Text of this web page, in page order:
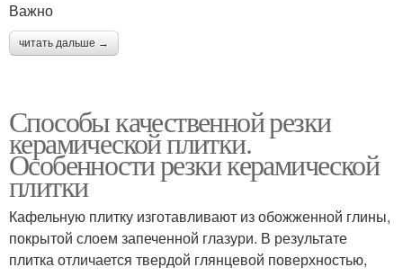
Важно
читать дальше →
Способы качественной резки
керамической плитки.
Особенности резки керамической
плитки
Кафельную плитку изготавливают из обожженной глины,
покрытой слоем запеченной глазури. В результате
плитка отличается твердой глянцевой поверхностью,